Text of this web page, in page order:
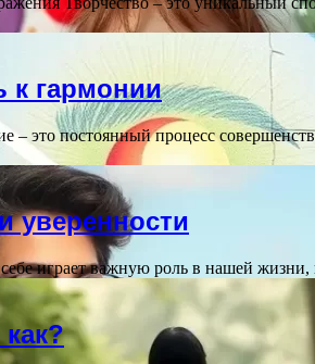
к гармонии
– это постоянный процесс
уверенности
себе играет важную роль в нашей